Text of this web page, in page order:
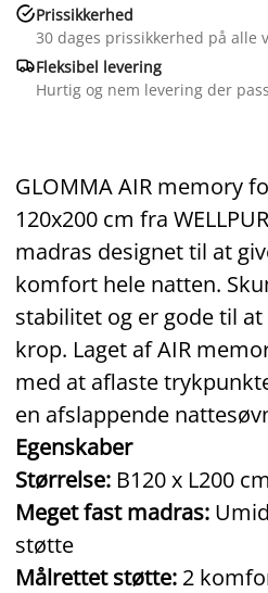
Prissikkerhed
30 dages prissikkerhed på alle
Fleksibel levering
Hurtig og nem levering der
GLOMMA AIR memory
120x200 cm fra
madras designet til at
komfort hele natten.
stabilitet og er gode til
krop. Laget af AIR
med at aflaste
en afslappende
Egenskaber
Størrelse: B120 x L200
Meget fast madras:
støtte
Målrettet støtte: 2